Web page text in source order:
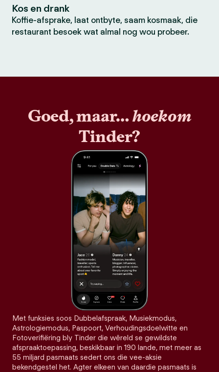
Kos en drank
Koffie-afsprake, laat ontbyte, saam kosmaak, die
restaurant besoek wat almal nog wou probeer.
Goed, maar…hoekom
Tinder?
Met funksies soos Dubbelafspraak, Musiekmodus,
Astrologiemodus, Paspoort, Verhoudingsdoelwitte en
Fotoverifiëring bly Tinder die wêreld se gewildste
afspraaktoepassing, beskikbaar in 190 lande, met meer as
55 miljard pasmaats sedert ons die vee-aksie
bekendgestel het. Agter elkeen van daardie pasmaats is